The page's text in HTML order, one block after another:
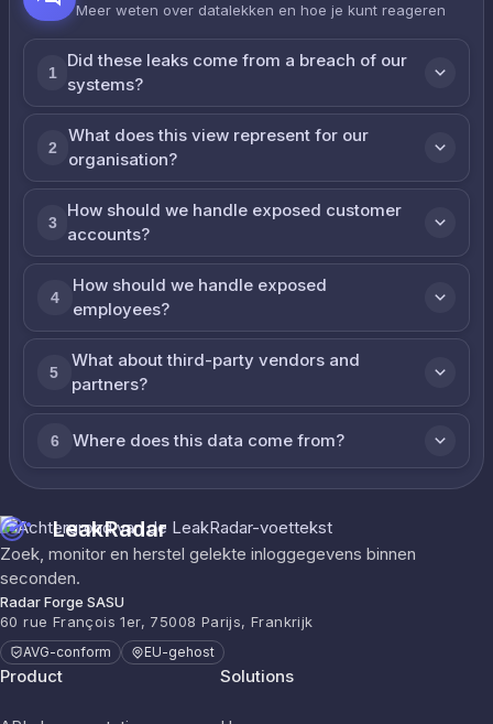
Meer weten over datalekken en hoe je kunt reageren
1
Did these leaks come from a breach of our
systems?
2
What does this view represent for our
organisation?
3
How should we handle exposed customer
accounts?
4
How should we handle exposed
employees?
5
What about third-party vendors and
partners?
6 Where does this data come from?
LeakRadar
Zoek, monitor en herstel gelekte inloggegevens binnen
seconden.
Radar Forge SASU
60 rue François 1er, 75008 Parijs, Frankrijk
AVG-conform EU-gehost
Product Solutions